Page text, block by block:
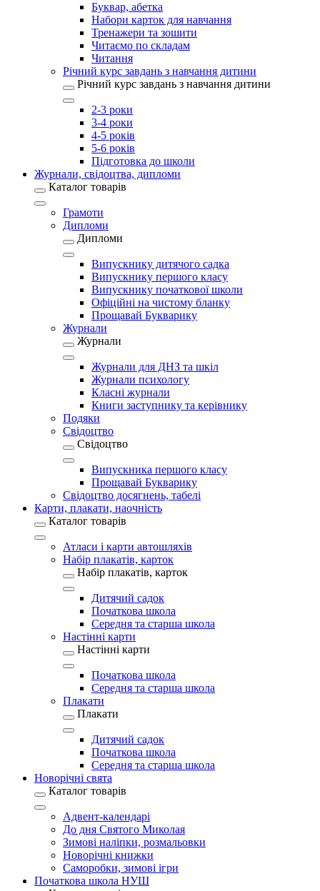
Буквар, абетка
Набори карток для навчання
Тренажери та зошити
Читаємо по складам
Читання
Річний курс завдань з навчання дитини
Річний курс завдань з навчання дитини
2-3 роки
3-4 роки
4-5 років
5-6 років
Підготовка до школи
Журнали, свідоцтва, дипломи
Каталог товарів
Грамоти
Дипломи
Дипломи
Випускнику дитячого садка
Випускнику першого класу
Випускнику початкової школи
Офіційні на чистому бланку
Прощавай Букварику
Журнали
Журнали
Журнали для ДНЗ та шкіл
Журнали психологу
Класні журнали
Книги заступнику та керівнику
Подяки
Свідоцтво
Свідоцтво
Випускника першого класу
Прощавай Букварику
Свідоцтво досягнень, табелі
Карти, плакати, наочність
Каталог товарів
Атласи і карти автошляхів
Набір плакатів, карток
Набір плакатів, карток
Дитячий садок
Початкова школа
Середня та старша школа
Настінні карти
Настінні карти
Початкова школа
Середня та старша школа
Плакати
Плакати
Дитячий садок
Початкова школа
Середня та старша школа
Новорічні свята
Каталог товарів
Адвент-календарі
До дня Святого Миколая
Зимові наліпки, розмальовки
Новорічні книжки
Саморобки, зимові ігри
Початкова школа НУШ